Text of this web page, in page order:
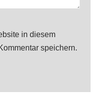
in diesem
speichern.